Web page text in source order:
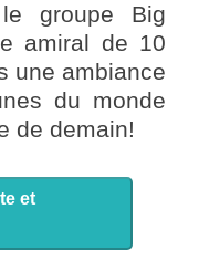
groupe Big
amiral de 10
une ambiance
du monde
de demain!
et